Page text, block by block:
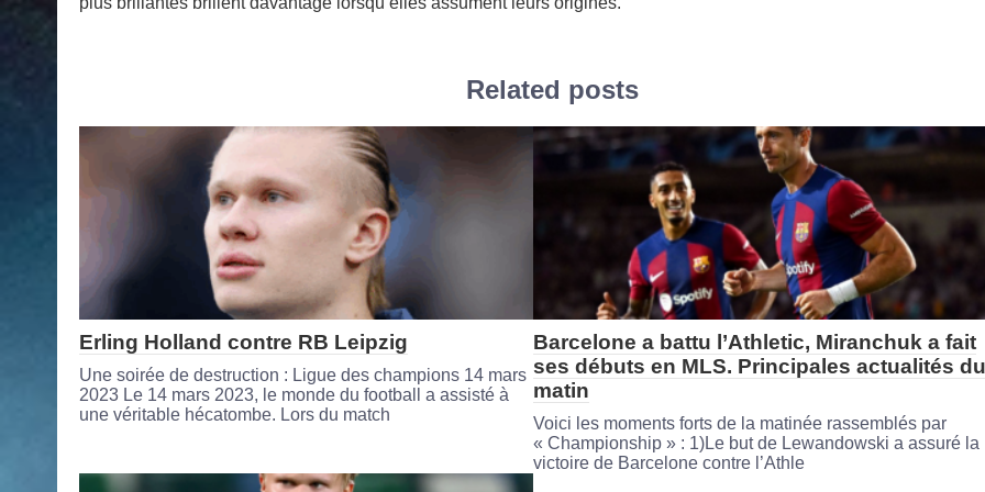
Related posts
Erling Holland contre RB Leipzig
Une soirée de destruction : Ligue des champions 14 mars
2023 Le 14 mars 2023, le monde du football a assisté à
une véritable hécatombe. Lors du match
Barcelone a battu l’Athletic, Miranchuk a fait
ses débuts en MLS. Principales actualités du
matin
Voici les moments forts de la matinée rassemblés par
« Championship » : 1)Le but de Lewandowski a assuré la
victoire de Barcelone contre l’Athle